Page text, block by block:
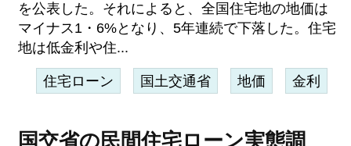
を公表した。それによると、全国住宅地の地価は
マイナス1・6%となり、5年連続で下落した。住宅
地は低金利や住...
住宅ローン 国土交通省 地価 金利
国交省の民間住宅ローン実態調